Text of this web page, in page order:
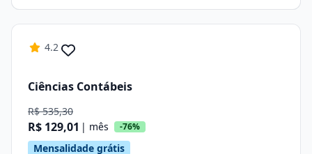
4.2
Ciências Contábeis
R$ 535,30
R$ 129,01 | mês -76%
Mensalidade grátis